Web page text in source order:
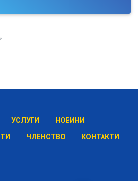
»
УСЛУГИ
НОВИНИ
ЧЛЕНСТВО КОНТАКТИ